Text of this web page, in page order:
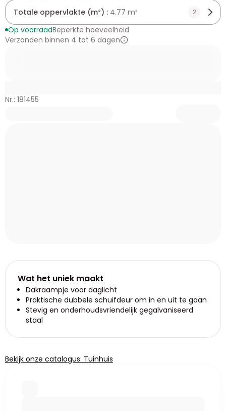
Totale oppervlakte (m²) : 4.77 m² 2
Op voorraadBeperkte hoeveelheid
Verzonden binnen 4 tot 6 dagen
Nr.: 181455
Wat het uniek maakt
Dakraampje voor daglicht
Praktische dubbele schuifdeur om in en uit te gaan
Stevig en onderhoudsvriendelijk gegalvaniseerd
staal
Bekijk onze catalogus: Tuinhuis